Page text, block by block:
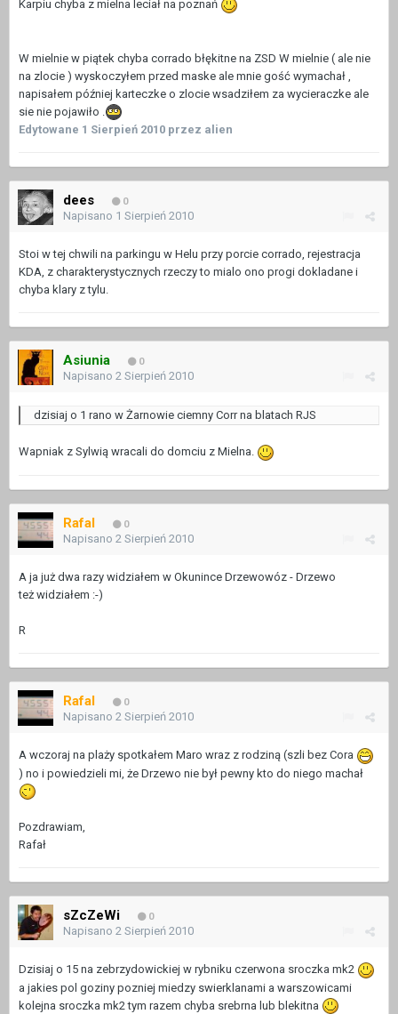
Karpiu chyba z mielna leciał na poznań
W mielnie w piątek chyba corrado błękitne na ZSD W mielnie ( ale nie
na zlocie ) wyskoczyłem przed maske ale mnie gość wymachał ,
napisałem później karteczke o zlocie wsadziłem za wycieraczke ale
sie nie pojawiło .
Edytowane 1 Sierpień 2010 przez alien
dees 0
Napisano 1 Sierpień 2010
Stoi w tej chwili na parkingu w Helu przy porcie corrado, rejestracja
KDA, z charakterystycznych rzeczy to mialo ono progi dokladane i
chyba klary z tylu.
Asiunia 0
Napisano 2 Sierpień 2010
dzisiaj o 1 rano w Żarnowie ciemny Corr na blatach RJS
Wapniak z Sylwią wracali do domciu z Mielna.
Rafal 0
Napisano 2 Sierpień 2010
A ja już dwa razy widziałem w Okunince Drzewowóz - Drzewo
też widziałem :-)
R
Rafal 0
Napisano 2 Sierpień 2010
A wczoraj na plaży spotkałem Maro wraz z rodziną (szli bez Cora
) no i powiedzieli mi, że Drzewo nie był pewny kto do niego machał
Pozdrawiam,
Rafał
sZcZeWi 0
Napisano 2 Sierpień 2010
Dzisiaj o 15 na zebrzydowickiej w rybniku czerwona sroczka mk2
a jakies pol goziny pozniej miedzy swierklanami a warszowicami
kolejna sroczka mk2 tym razem chyba srebrna lub blekitna